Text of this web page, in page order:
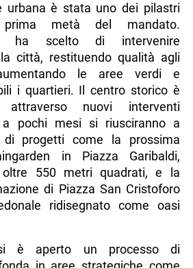
urbana è stata uno dei pilastri
metà del mandato.
ha scelto di intervenire
città, restituendo qualità agli
le aree verdi e
i quartieri. Il centro storico è
nuovi interventi
pochi mesi si riusciranno a
progetti come la prossima
in Piazza Garibaldi,
550 metri quadrati, e la
di Piazza San Cristoforo
ridisegnato come oasi
si è aperto un processo di